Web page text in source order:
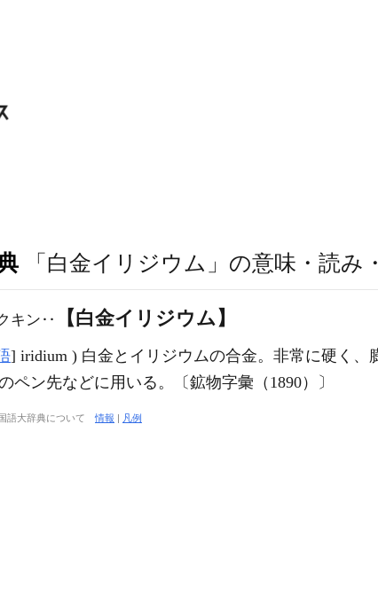
「白金イリジウム」の意味・読み
キン‥ 【白金イリジウム】
] iridium ) 白金とイリジウムの合金。非常に硬く
ペン先などに用いる。〔鉱物字彙（1890）〕
語大辞典について情報 | 凡例